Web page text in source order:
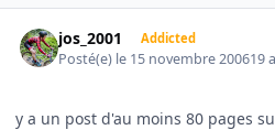
jos_2001 Addicted
Posté(e) le 15 novembre 200619 a
y a un post d'au moins 80 pages